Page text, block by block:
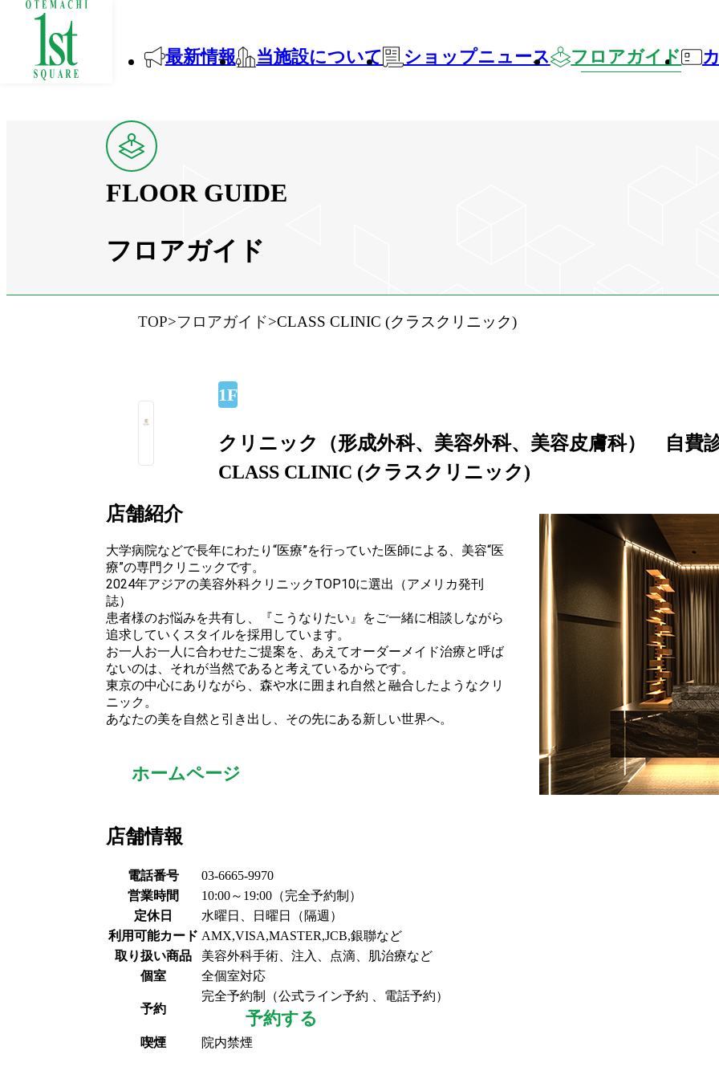
最新情報 当施設について ショップニュース フロアガイド
FLOOR GUIDE
フロアガイド
TOP フロアガイド CLASS CLINIC (クラスクリニック)
1F
クリニック（形成外科、美容外科、美容皮膚科） 自費
CLASS CLINIC (クラスクリニック)
店舗紹介
大学病院などで長年にわたり“医療”を行っていた医師による、美容“医
療”の専門クリニックです。
2024年アジアの美容外科クリニックTOP10に選出（アメリカ発刊
誌）
患者様のお悩みを共有し、『こうなりたい』をご一緒に相談しながら
追求していくスタイルを採用しています。
お一人お一人に合わせたご提案を、あえてオーダーメイド治療と呼ば
ないのは、それが当然であると考えているからです。
東京の中心にありながら、森や水に囲まれ自然と融合したようなクリ
ニック。
あなたの美を自然と引き出し、その先にある新しい世界へ。
ホームページ
店舗情報
電話番号
03-6665-9970
営業時間
10:00～19:00（完全予約制）
定休日
水曜日、日曜日（隔週）
利用可能カード AMX,VISA,MASTER,JCB,銀聯など
取り扱い商品
美容外科手術、注入、点滴、肌治療など
個室
全個室対応
予約
完全予約制（公式ライン予約 、電話予約）
予約する
喫煙 院内禁煙